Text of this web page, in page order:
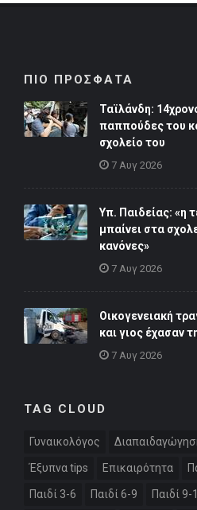
ΠΙΟ ΠΡΟΣΦΑΤΑ
Ταϊλάνδη:
παππούδες του
σχολείο του
7 Αυγ 2026
Υπ. Παιδείας: «η
μπαίνει στα
κανόνες»
7 Αυγ 2026
Οικογενειακή
και γιος έχασαν
7 Αυγ 2026
TAG CLOUD
Γυναικολόγος
Έξυπνα tips Επικαιρότητα
Παιδί 3-6 Παιδί 6-9 Παιδί 9-